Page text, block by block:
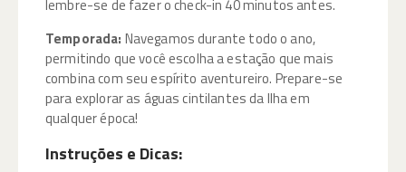
lembre-se de fazer o check-in 40 minutos antes.
Temporada: Navegamos durante todo o ano,
permitindo que você escolha a estação que mais
combina com seu espírito aventureiro. Prepare-se
para explorar as águas cintilantes da Ilha em
qualquer época!
Instruções e Dicas: